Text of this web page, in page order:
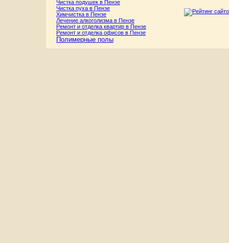
Чистка подушек в Пензе
Чистка пуха в Пензе
Химчистка в Пензе
Лечение алкоголизма в Пензе
Ремонт и отделка квартир в Пензе
Ремонт и отделка офисов в Пензе
Полимерные полы